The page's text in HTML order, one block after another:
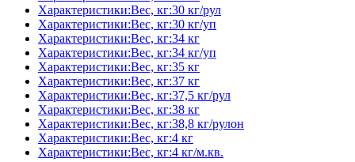
Характеристики:Вес, кг:30 кг/рул
Характеристики:Вес, кг:30 кг/уп
Характеристики:Вес, кг:34 кг
Характеристики:Вес, кг:34 кг/уп
Характеристики:Вес, кг:35 кг
Характеристики:Вес, кг:37 кг
Характеристики:Вес, кг:37,5 кг/рул
Характеристики:Вес, кг:38 кг
Характеристики:Вес, кг:38,8 кг/рулон
Характеристики:Вес, кг:4 кг
Характеристики:Вес, кг:4 кг/м.кв.